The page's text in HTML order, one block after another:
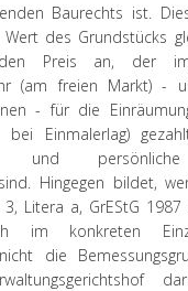
Baurechts ist.
des Grundstücks
Preis an, der im
(am freien Markt) -
- für die
bei Einmalerlag)
und
Hingegen bildet,
Litera a, GrEStG 1987
im konkreten
die